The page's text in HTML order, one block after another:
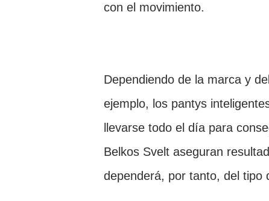
con el movimiento.
Dependiendo de la marca y
ejemplo, los pantys
llevarse todo el día para
Belkos Svelt aseguran
dependerá, por tanto, del tipo